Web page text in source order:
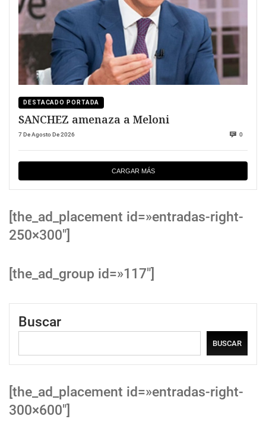
DESTACADO PORTADA
SANCHEZ amenaza a Meloni
7 De Agosto De 2026 0
CARGAR MÁS
[the_ad_placement id=»entradas-right-
250×300″]
[the_ad_group id=»117″]
Buscar
BUSCAR
[the_ad_placement id=»entradas-right-
300×600″]